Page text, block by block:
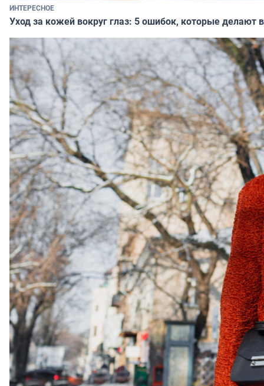
ИНТЕРЕСНОЕ
Уход за кожей вокруг глаз: 5 ошибок, которые делают